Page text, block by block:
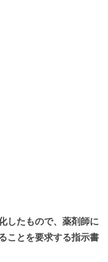
したもので、薬剤師に
ことを要求する指示書